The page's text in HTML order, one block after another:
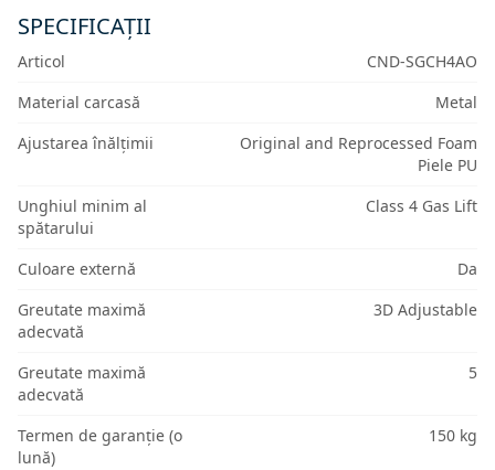
SPECIFICAȚII
Articol
CND-SGCH4AO
Material carcasă
Metal
Ajustarea înălțimii
Original and Reprocessed Foam
Piele PU
Unghiul minim al
spătarului
Class 4 Gas Lift
Culoare externă
Da
Greutate maximă
adecvată
3D Adjustable
Greutate maximă
adecvată
5
Termen de garanție (o
lună)
150 kg